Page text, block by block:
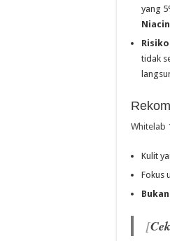
yang
tidak
Whitelab
Kulit
Fokus
[